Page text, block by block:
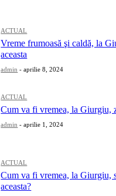
ACTUAL
Vreme frumoasă şi caldă, la
aceasta
admin - aprilie 8, 2024
ACTUAL
Cum va fi vremea, la Giurgiu,
admin - aprilie 1, 2024
ACTUAL
Cum va fi vremea, la Giurgiu,
aceasta?